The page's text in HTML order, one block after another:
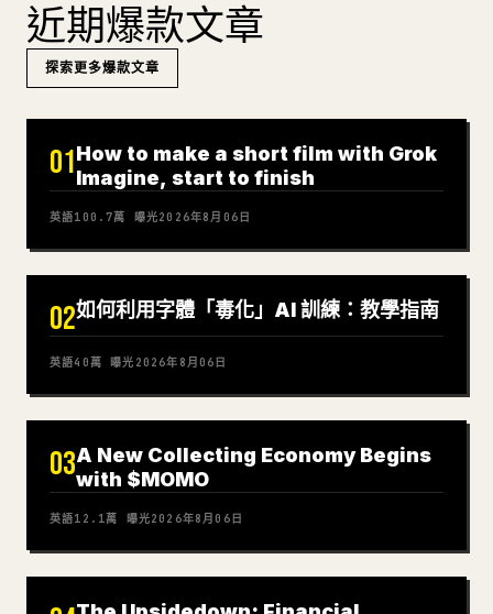
近期爆款文章
探索更多爆款文章
01How to make a short film with Grok
Imagine, start to finish
英語100.7萬 曝光2026年8月06日
02如何利用字體「毒化」AI 訓練：教學指南
英語40萬 曝光 2026年8月06日
03A New Collecting Economy Begins
with $MOMO
英語12.1萬 曝光2026年8月06日